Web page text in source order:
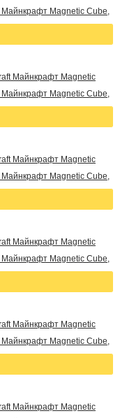
Майнкрафт Magnetic Cube,
Майнкрафт Magnetic Cube,
Майнкрафт Magnetic Cube,
Майнкрафт Magnetic Cube,
Майнкрафт Magnetic Cube,